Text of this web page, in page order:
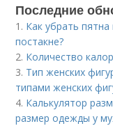
Последние
1. Как убрать
постакне?
2. Количество
3. Тип женских
типами женских
4. Калькулятор
размер одежды у